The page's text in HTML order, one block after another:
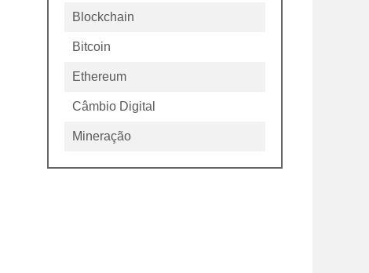
Blockchain
Bitcoin
Ethereum
Câmbio Digital
Mineração